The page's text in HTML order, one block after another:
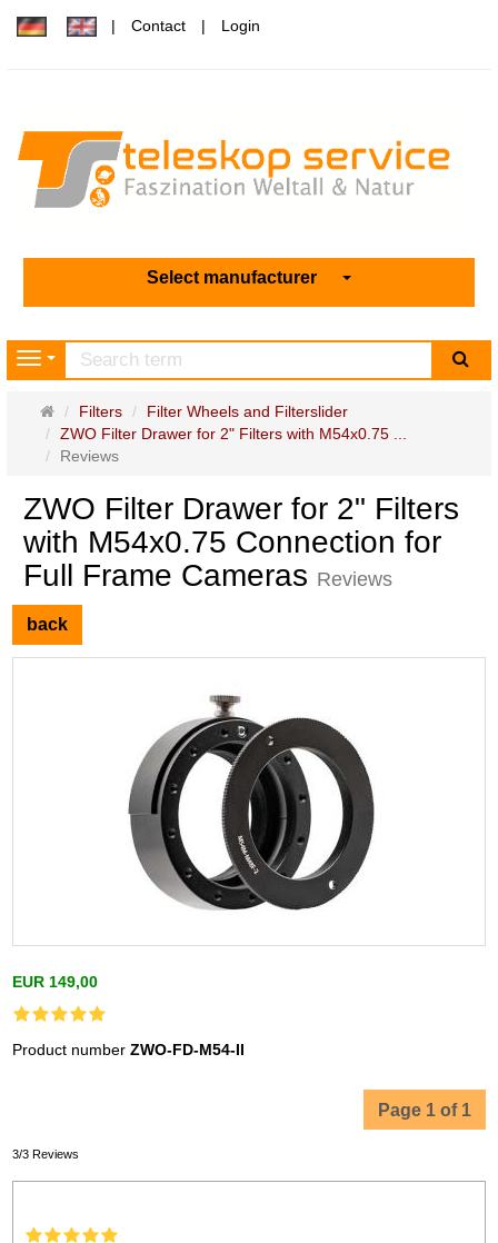
Contact Login
Select manufacturer
Navigation
Main
page
Filters
Filter Wheels and Filterslider
ZWO Filter Drawer for 2" Filters with M54x0.75 ...
Reviews
ZWO Filter Drawer for 2" Filters
with M54x0.75 Connection for
Full Frame Cameras Reviews
back
EUR 149,00
Product numberZWO-FD-M54-II
Page 1 of 1
3/3 Reviews